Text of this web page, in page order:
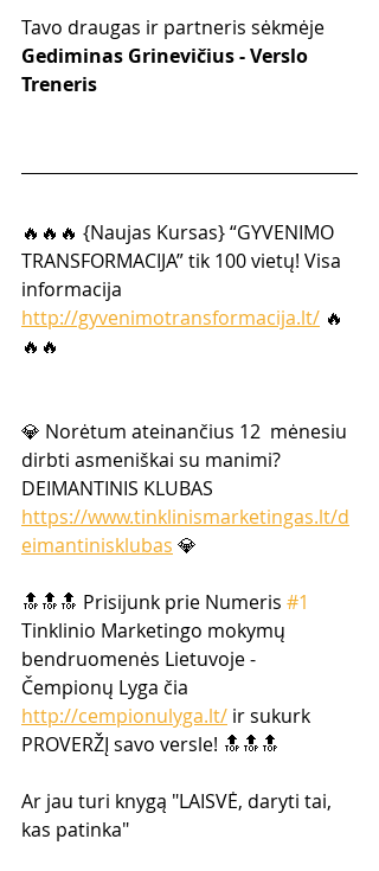
Tavo draugas ir partneris sėkmėje
Gediminas Grinevičius - Verslo
Treneris
🔥🔥🔥 {Naujas Kursas} “GYVENIMO
TRANSFORMACIJA” tik 100 vietų! Visa
informacija
http://gyvenimotransformacija.lt/ 🔥
🔥🔥
💎 Norėtum ateinančius 12  mėnesiu
dirbti asmeniškai su manimi?
DEIMANTINIS KLUBAS
https://www.tinklinismarketingas.lt/d
eimantinisklubas 💎
🔝🔝🔝 Prisijunk prie Numeris #1
Tinklinio Marketingo mokymų
bendruomenės Lietuvoje -
Čempionų Lyga čia
http://cempionulyga.lt/ ir sukurk
PROVERŽĮ savo versle! 🔝🔝🔝
Ar jau turi knygą "LAISVĖ, daryti tai,
kas patinka"